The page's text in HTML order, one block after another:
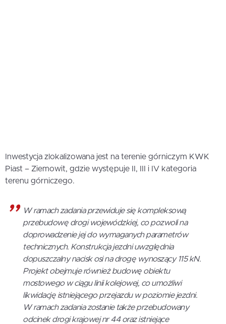
Inwestycja zlokalizowana jest na terenie górniczym KWK
Piast – Ziemowit, gdzie występuje II, III i IV kategoria
terenu górniczego.
W ramach zadania przewiduje się kompleksową
przebudowę drogi wojewódzkiej, co pozwoli na
doprowadzenie jej do wymaganych parametrów
technicznych. Konstrukcja jezdni uwzględnia
dopuszczalny nacisk osi na drogę wynoszący 115 kN.
Projekt obejmuje również budowę obiektu
mostowego w ciągu linii kolejowej, co umożliwi
likwidację istniejącego przejazdu w poziomie jezdni.
W ramach zadania zostanie także przebudowany
odcinek drogi krajowej nr 44 oraz istniejące